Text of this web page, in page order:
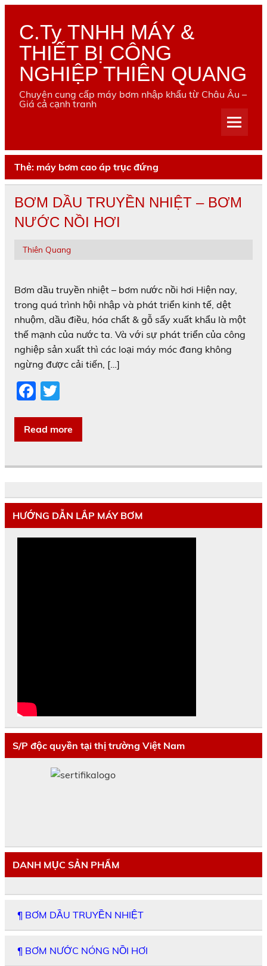
Skip
contentC.Ty TNHH MÁY &
THIẾT BỊ CÔNG
NGHIỆP THIÊN QUANG
Chuyên cung cấp máy bơm nhập khẩu từ Châu Âu –
Giá cả cạnh tranh
Thẻ: máy bơm cao áp trục đứng
BƠM DẦU TRUYỀN NHIỆT – BƠM
NƯỚC NỒI HƠI
Thiên Quang
Bơm dầu truyền nhiệt – bơm nước nồi hơi Hiện nay,
trong quá trình hội nhập và phát triển kinh tế, dệt
nhuộm, dầu điều, hóa chất & gỗ sấy xuất khẩu là một
thế mạnh của nước ta. Và với sự phát triển của công
nghiệp sản xuất thì các loại máy móc đang không
ngừng được cải tiến, […]
F
c
e
b
o
k
itt
er
Read more
HƯỚNG DẪN LẮP MÁY BƠM
S/P độc quyền tại thị trường Việt Nam
DANH MỤC SẢN PHẨM
¶ BƠM DẦU TRUYỀN NHIỆT
¶ BƠM NƯỚC NÓNG NỒI HƠI